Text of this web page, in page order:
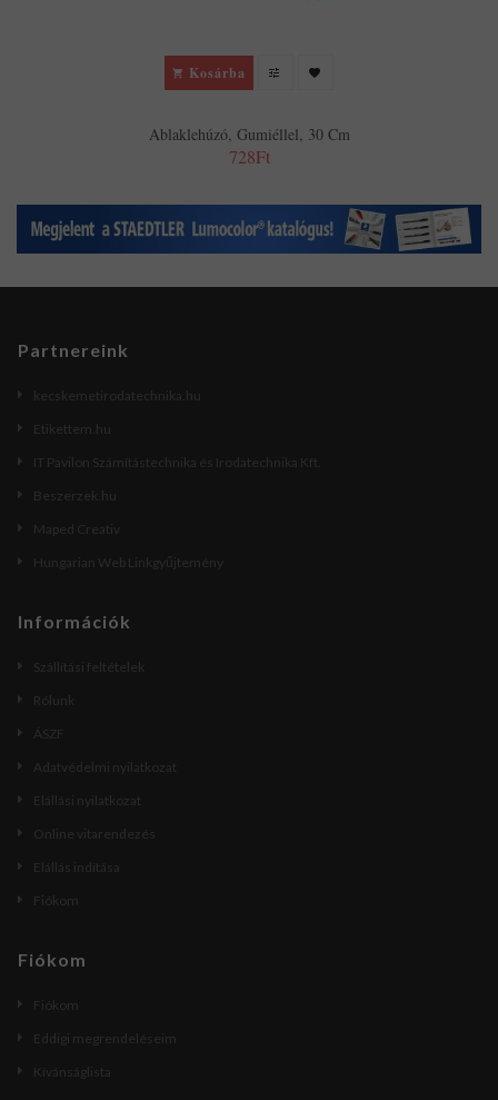
Kosárba
Ablaklehúzó, Gumiéllel, 30 Cm
728Ft
Partnereink
kecskemetirodatechnika.hu
Etikettem.hu
IT Pavilon Számítástechnika és Irodatechnika Kft.
Beszerzek.hu
Maped Creativ
Hungarian Web Linkgyűjtemény
Információk
Szállítási feltételek
Rólunk
ÁSZF
Adatvédelmi nyilatkozat
Elállási nyilatkozat
Online vitarendezés
Elállás indítása
Fiókom
Fiókom
Fiókom
Eddigi megrendeléseim
Kívánságlista